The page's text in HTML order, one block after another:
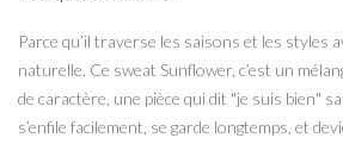
Parce qu’il traverse les saisons et les styles
naturelle. Ce sweat Sunflower, c’est un
de caractère, une pièce qui dit "je suis bien"
s’enfile facilement, se garde longtemps, et